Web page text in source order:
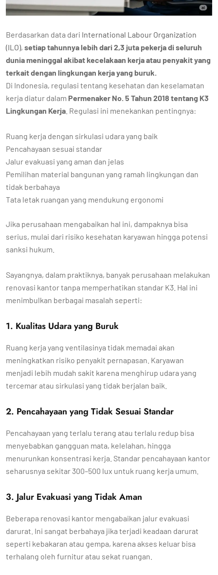
Berdasarkan data dari International Labour Organization
(ILO), setiap tahunnya lebih dari 2,3 juta pekerja di seluruh
dunia meninggal akibat kecelakaan kerja atau penyakit yang
terkait dengan lingkungan kerja yang buruk.
Di Indonesia, regulasi tentang kesehatan dan keselamatan
kerja diatur dalam Permenaker No. 5 Tahun 2018 tentang K3
Lingkungan Kerja . Regulasi ini menekankan pentingnya:
Ruang kerja dengan sirkulasi udara yang baik
Pencahayaan sesuai standar
Jalur evakuasi yang aman dan jelas
Pemilihan material bangunan yang ramah lingkungan dan
tidak berbahaya
Tata letak ruangan yang mendukung ergonomi
Jika perusahaan mengabaikan hal ini, dampaknya bisa
serius, mulai dari risiko kesehatan karyawan hingga potensi
sanksi hukum.
Sayangnya, dalam praktiknya, banyak perusahaan melakukan
renovasi kantor tanpa memperhatikan standar K3. Hal ini
menimbulkan berbagai masalah seperti:
1. Kualitas Udara yang Buruk
Ruang kerja yang ventilasinya tidak memadai akan
meningkatkan risiko penyakit pernapasan. Karyawan
menjadi lebih mudah sakit karena menghirup udara yang
tercemar atau sirkulasi yang tidak berjalan baik.
2. Pencahayaan yang Tidak Sesuai Standar
Pencahayaan yang terlalu terang atau terlalu redup bisa
menyebabkan gangguan mata, kelelahan, hingga
menurunkan konsentrasi kerja. Standar pencahayaan kantor
seharusnya sekitar 300–500 lux untuk ruang kerja umum.
3. Jalur Evakuasi yang Tidak Aman
Beberapa renovasi kantor mengabaikan jalur evakuasi
darurat. Ini sangat berbahaya jika terjadi keadaan darurat
seperti kebakaran atau gempa, karena akses keluar bisa
terhalang oleh furnitur atau sekat ruangan.